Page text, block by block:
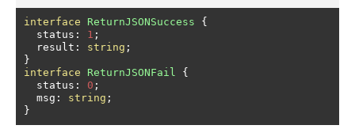
interface ReturnJSONSuccess
{
  status
: 1 ;
  result
: string ;
}
interface
ReturnJSONFail
{
  status
: 0 ;
  msg
: string ;
}